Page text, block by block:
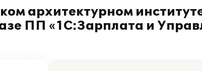
архитектурном
ПП «1С:Зарплата и